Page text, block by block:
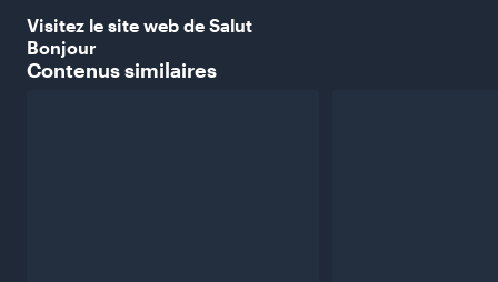
Visitez le site web de Salut
Bonjour
Contenussimilaires